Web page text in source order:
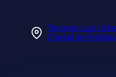
Teniente Luis
Ciudad de